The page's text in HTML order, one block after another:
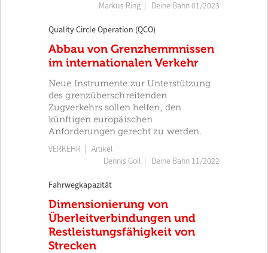
Markus Ring
Deine Bahn 01/2023
Quality Circle Operation (QCO)
Abbau von Grenzhemmnissen
im internationalen Verkehr
Neue Instrumente zur Unterstützung
des grenzüberschreitenden
Zugverkehrs sollen helfen, den
künftigen europäischen
Anforderungen gerecht zu werden.
VERKEHR | Artikel
Dennis Goll
Deine Bahn 11/2022
Fahrwegkapazität
Dimensionierung von
Überleitverbindungen und
Restleistungsfähigkeit von
Strecken